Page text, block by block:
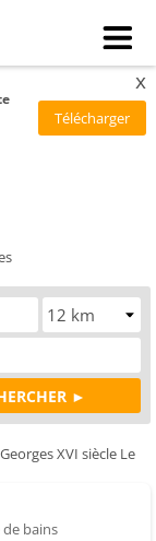
x
XVI siècle Le
de bains